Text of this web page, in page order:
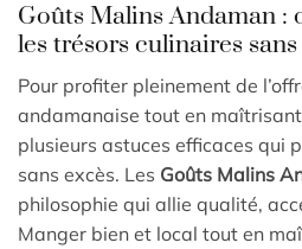
Goûts Malins Andaman :
les trésors culinaires
Pour profiter pleinement de
andamanaise tout en
plusieurs astuces efficaces qui
sans excès. Les Goûts Malins
philosophie qui allie qualité,
Manger bien et local tout en